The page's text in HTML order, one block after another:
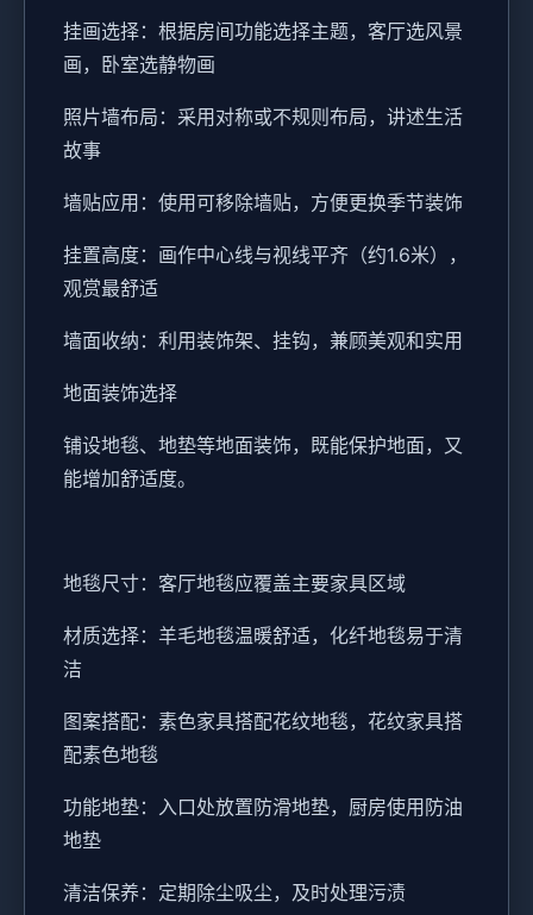
挂画选择：根据房间功能选择主题，客厅选风景
画，卧室选静物画
照片墙布局：采用对称或不规则布局，讲述生活
故事
墙贴应用：使用可移除墙贴，方便更换季节装饰
挂置高度：画作中心线与视线平齐（约1.6米），
观赏最舒适
墙面收纳：利用装饰架、挂钩，兼顾美观和实用
地面装饰选择
铺设地毯、地垫等地面装饰，既能保护地面，又
能增加舒适度。
地毯尺寸：客厅地毯应覆盖主要家具区域
材质选择：羊毛地毯温暖舒适，化纤地毯易于清
洁
图案搭配：素色家具搭配花纹地毯，花纹家具搭
配素色地毯
功能地垫：入口处放置防滑地垫，厨房使用防油
地垫
清洁保养：定期除尘吸尘，及时处理污渍